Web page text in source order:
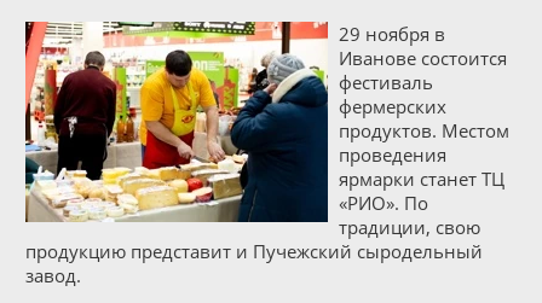
29 ноября в
Иванове состоится
фестиваль
фермерских
продуктов. Местом
проведения
ярмарки станет ТЦ
«РИО». По
традиции, свою
продукцию представит и Пучежский сыродельный
завод.